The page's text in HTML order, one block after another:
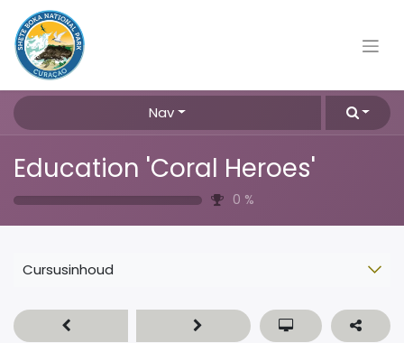
Nav
Education 'Coral Heroes'
0 %
Cursusinhoud